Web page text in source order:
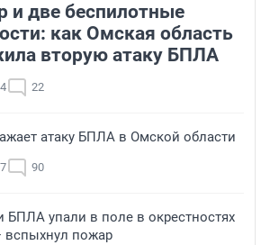
и две беспилотные
как Омская область
вторую атаку БПЛА
22
атаку БПЛА в Омской области
90
БПЛА упали в поле в окрестностях
пожар